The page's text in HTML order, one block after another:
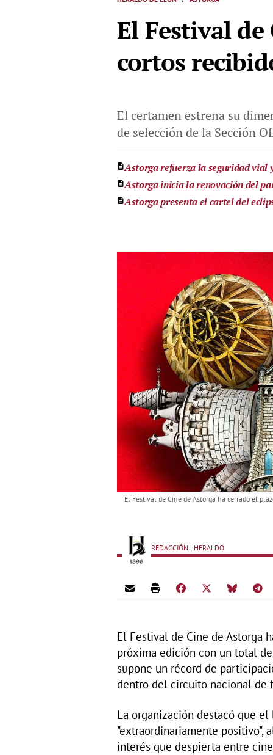
El Festival
cortos
El certamen estrena su
de selección de la Sección
Astorga refuerza la seguridad vial
Astorga inicia la renovación del
Astorga presenta el cartel del
El Festival de Cine de Astorga ha cerrado el
REDACCIÓN | HERALDO
El Festival de Cine de Astorga
próxima edición con un total
supone un récord de
dentro del circuito nacional de
La organización destacó que
"extraordinariamente positivo",
interés que despierta entre